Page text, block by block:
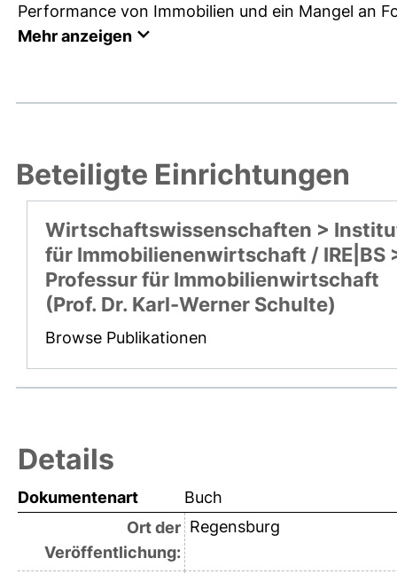
Performance von Immobilien und ein Mangel an
Mehr anzeigen
Beteiligte Einrichtungen
Wirtschaftswissenschaften >
für Immobilienenwirtschaft / IRE|BS
Professur für Immobilienwirtschaft
(Prof. Dr. Karl-Werner Schulte)
Browse Publikationen
Details
Dokumentenart
Buch
Ort der
Veröffentlichung:
Regensburg